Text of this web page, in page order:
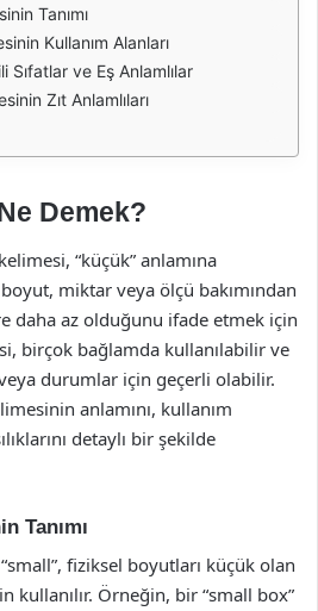
Tanımı
Kullanım Alanları
Sıfatlar ve Eş Anlamlılar
Zıt Anlamlıları
Demek?
“küçük” anlamına
miktar veya ölçü bakımından
daha az olduğunu ifade etmek için
birçok bağlamda kullanılabilir ve
durumlar için geçerli olabilir.
anlamını, kullanım
detaylı bir şekilde
Tanımı
fiziksel boyutları küçük olan
kullanılır. Örneğin, bir “small box”